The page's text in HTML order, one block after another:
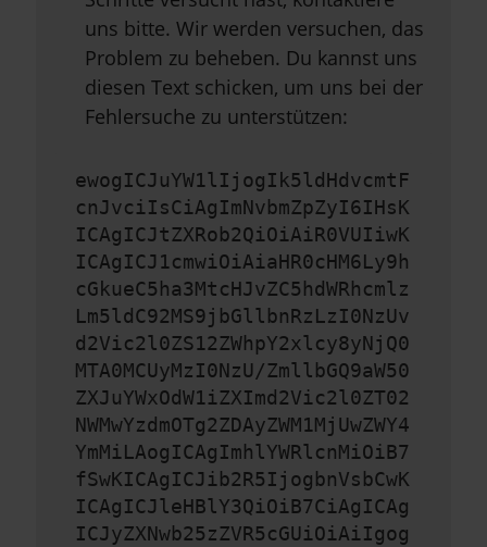
uns bitte. Wir werden versuchen, das
Problem zu beheben. Du kannst uns
diesen Text schicken, um uns bei der
Fehlersuche zu unterstützen:
ewogICJuYW1lIjogIk5ldHdvcmtF
cnJvciIsCiAgImNvbmZpZyI6IHsK
ICAgICJtZXRob2QiOiAiR0VUIiwK
ICAgICJ1cmwiOiAiaHR0cHM6Ly9h
cGkueC5ha3MtcHJvZC5hdWRhcmlz
Lm5ldC92MS9jbGllbnRzLzI0NzUv
d2Vic2l0ZS12ZWhpY2xlcy8yNjQ0
MTA0MCUyMzI0NzU/ZmllbGQ9aW50
ZXJuYWxOdW1iZXImd2Vic2l0ZT02
NWMwYzdmOTg2ZDAyZWM1MjUwZWY4
YmMiLAogICAgImhlYWRlcnMiOiB7
fSwKICAgICJib2R5IjogbnVsbCwK
ICAgICJleHBlY3QiOiB7CiAgICAg
ICJyZXNwb25zZVR5cGUiOiAiIgog